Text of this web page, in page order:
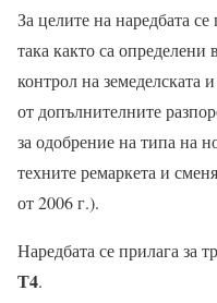
За целите на наредбата
така както са определени
контрол на земеделската
от допълнителните
за одобрение на типа на
техните ремаркета и
от 2006 г.).
Наредбата се прилага за
Т4.